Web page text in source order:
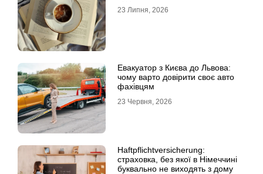
23 Липня, 2026
Евакуатор з Києва до Львова:
чому варто довірити своє авто
фахівцям
23 Червня, 2026
Haftpflichtversicherung:
страховка, без якої в Німеччині
буквально не виходять з дому